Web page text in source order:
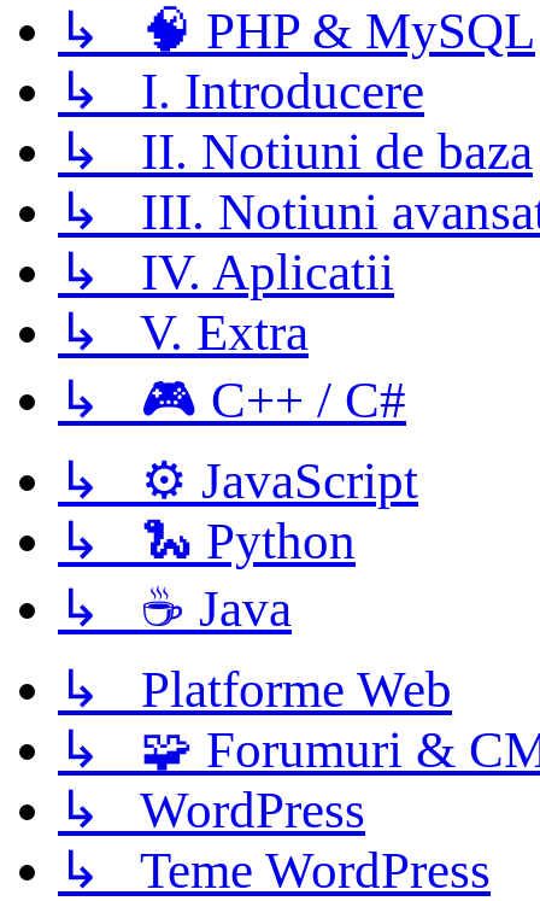
↳ 🧠 PHP & MySQL
↳ I. Introducere
↳ II. Notiuni de baza
↳ III. Notiuni
↳ IV. Aplicatii
↳ V. Extra
↳ 🎮 C++ / C#
↳ ⚙️ JavaScript
↳ 🐍 Python
↳ ☕ Java
↳ Platforme Web
↳ 🧩 Forumuri &
↳ WordPress
↳ Teme WordPress